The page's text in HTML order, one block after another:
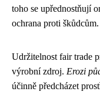
toho se upřednostňují
ochrana proti škůdcům.
Udržitelnost fair trade
výrobní zdroj. Erozi
účinně předcházet